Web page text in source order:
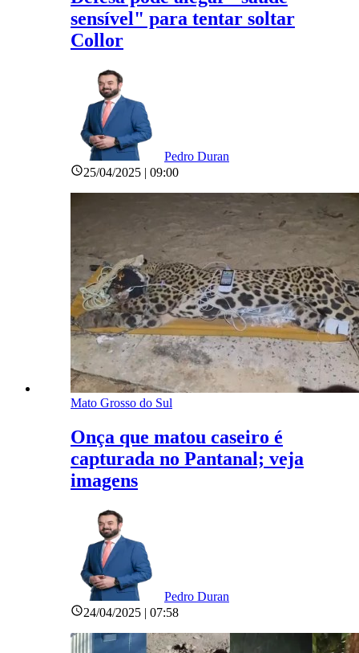
sensível" para tentar soltar
Collor
Pedro Duran
25/04/2025 | 09:00
Mato Grosso do Sul
Onça que matou caseiro é
capturada no Pantanal; veja
imagens
Pedro Duran
24/04/2025 | 07:58